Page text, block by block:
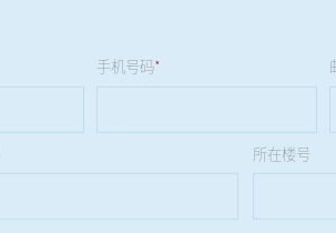
手机号码*
所在楼号